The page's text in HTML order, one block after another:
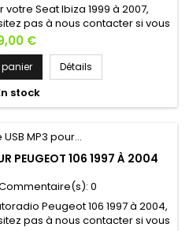
Seat Ibiza 1999 à 2007,
pas à nous contacter si vous
question !
€
Détails
stock
PEUGEOT 106 1997 À 2004
0
Peugeot 106 1997 à 2004,
pas à nous contacter si vous